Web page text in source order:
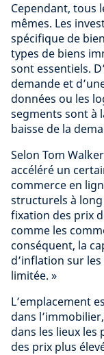
Cependant, tous
mêmes. Les
spécifique de
types de biens
sont essentiels.
demande et
données ou les
segments sont à
baisse de la
Selon Tom
accéléré un
commerce en
structurels à
fixation des prix
comme les
conséquent, la
d’inflation sur
limitée. »
L’emplacement
dans
dans les lieux
des prix plus